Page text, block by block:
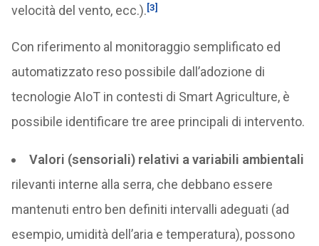
velocità del vento, ecc.).[3]
Con riferimento al monitoraggio semplificato ed
automatizzato reso possibile dall’adozione di
tecnologie AIoT in contesti di Smart Agriculture, è
possibile identificare tre aree principali di intervento.
Valori (sensoriali) relativi a variabili ambientali
rilevanti interne alla serra, che debbano essere
mantenuti entro ben definiti intervalli adeguati (ad
esempio, umidità dell’aria e temperatura), possono